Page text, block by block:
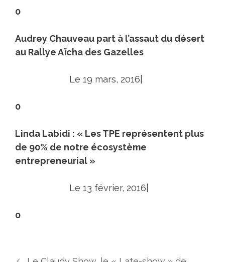
0
Audrey Chauveau part à l’assaut du désert
au Rallye Aïcha des Gazelles
Le 19 mars, 2016|
0
Linda Labidi : « Les TPE représentent plus
de 90% de notre écosystème
entrepreneurial »
Le 13 février, 2016|
0